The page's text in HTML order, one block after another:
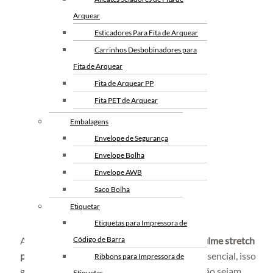
Arquear
Esticadores Para Fita de Arquear
Carrinhos Desbobinadores para
Fita de Arquear
Fita de Arquear PP
Fita PET de Arquear
Arquear
Embalagens
Envelope de Segurança
Envelope Bolha
Envelope AWB
Saco Bolha
Etiquetar
Etiquetas para Impressora de
Código de Barra
Ribbons para Impressora de
A unitização dos volumes com utilização do
filme stretch
para paletização
no processo de logística é essencial, isso